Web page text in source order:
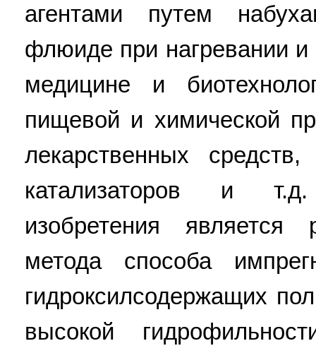
агентами путем
флюиде при нагревании
медицине и
пищевой и химической
лекарственных
катализаторов и
изобретения является
метода способа
гидроксилсодержащих
высокой